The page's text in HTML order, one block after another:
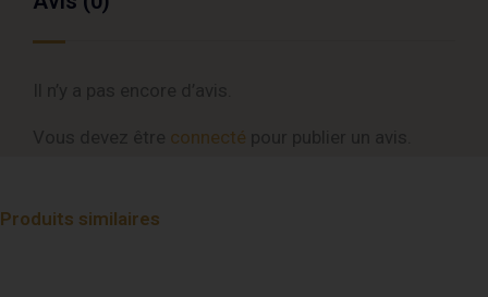
connecté
Produits similaires